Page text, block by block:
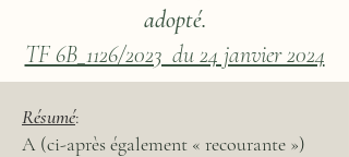
adopté.
TF 6B_1126/2023 du 24 janvier 2024
Résumé:
A (ci-après également « recourante »)